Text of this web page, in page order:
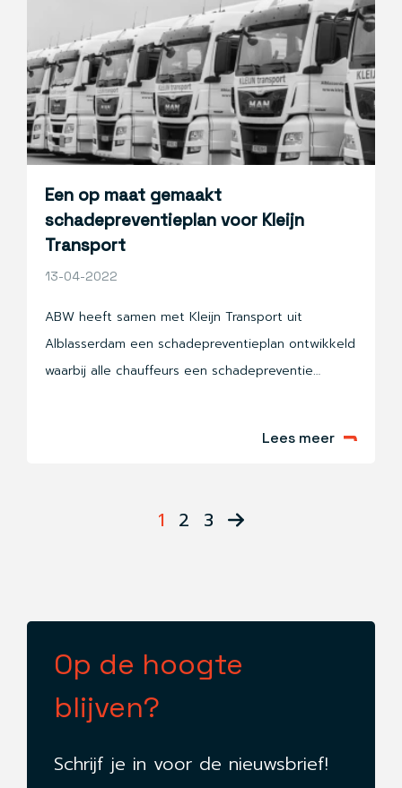
Een op maat gemaakt
schadepreventieplan voor Kleijn
Transport
13-04-2022
ABW heeft samen met Kleijn Transport uit
Alblasserdam een schadepreventieplan ontwikkeld
waarbij alle chauffeurs een schadepreventie
Lees meer
1 2 3
Op de hoogte
blijven?
Schrijf je in voor de nieuwsbrief!